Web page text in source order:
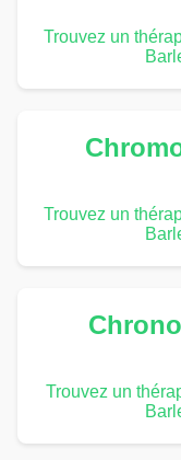
Trouvez un
Trouvez un
Trouvez un